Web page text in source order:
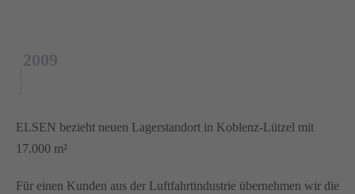
2009
ELSEN bezieht neuen Lagerstandort in Koblenz-Lützel mit
17.000 m²
Für einen Kunden aus der Luftfahrtindustrie übernehmen wir die